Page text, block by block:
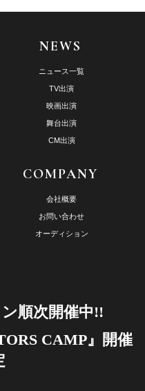
NEWS
ニュース一覧
TV出演
映画出演
舞台出演
CM出演
COMPANY
会社概要
お問い合わせ
オーディション
順次開催中!!
CAMP』開催